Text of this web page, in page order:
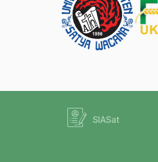
SIASat